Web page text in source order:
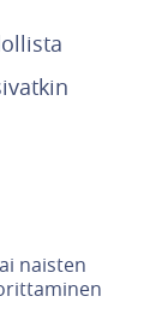
naisten